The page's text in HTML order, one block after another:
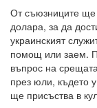
От съюзниците ще
долара, за да
украинският
помощ или заем.
въпрос на
през юли, където
ще присъства в